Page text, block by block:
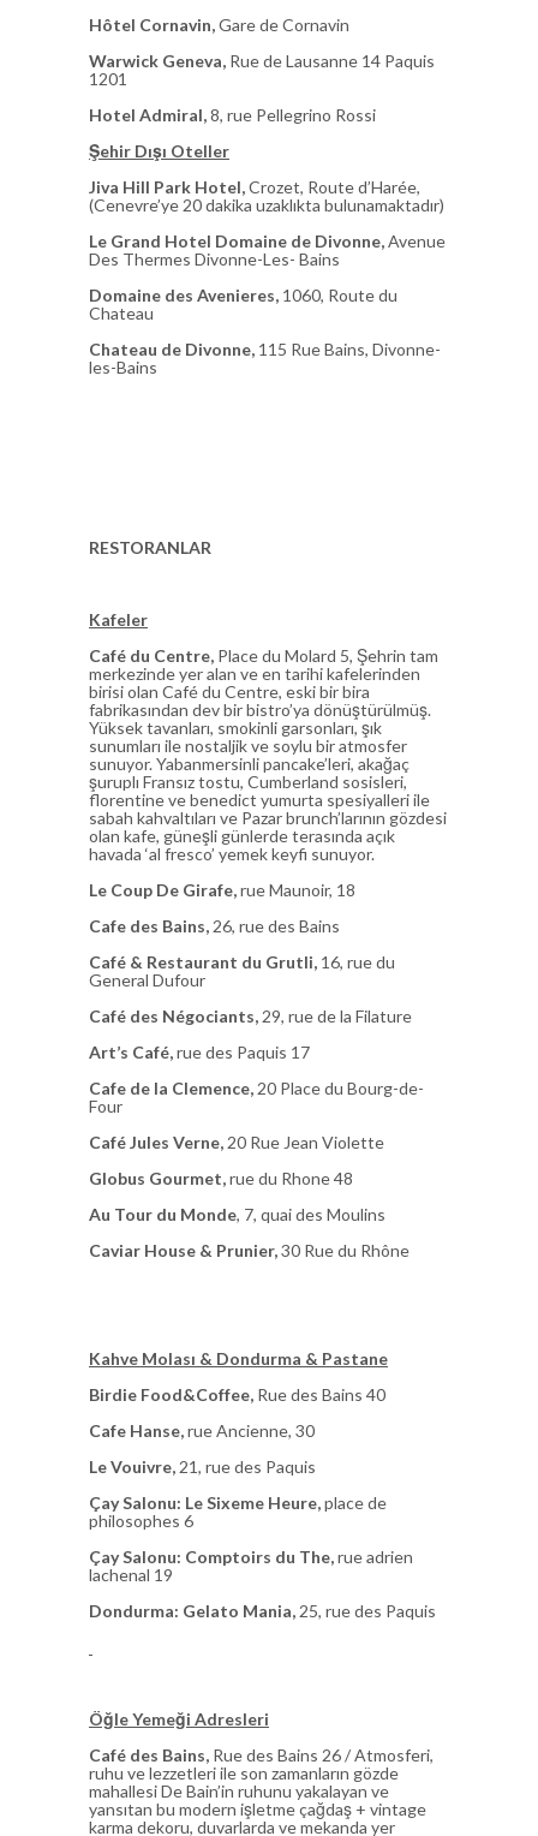
Hôtel Cornavin,Gare de Cornavin
Warwick Geneva, Rue de Lausanne 14 Paquis
1201
Hotel Admiral,8, rue Pellegrino Rossi
Şehir Dışı Oteller
Jiva Hill Park Hotel,Crozet, Route d’Harée,
(Cenevre’ye 20 dakika uzaklıkta bulunamaktadır)
Le Grand Hotel Domaine de Divonne,Avenue
Des Thermes Divonne-Les- Bains
Domaine des Avenieres, 1060, Route du
Chateau
Chateau de Divonne, 115 Rue Bains, Divonne-
les-Bains
RESTORANLAR
Kafeler
Café du Centre, Place du Molard 5, Şehrin tam
merkezinde yer alan ve en tarihi kafelerinden
birisi olan Café du Centre, eski bir bira
fabrikasından dev bir bistro’ya dönüştürülmüş.
Yüksek tavanları, smokinli garsonları, şık
sunumları ile nostaljik ve soylu bir atmosfer
sunuyor. Yabanmersinli pancake’leri, akağaç
şuruplı Fransız tostu, Cumberland sosisleri,
florentine ve benedict yumurta spesiyalleri ile
sabah kahvaltıları ve Pazar brunch’larının gözdesi
olan kafe, güneşli günlerde terasında açık
havada ‘al fresco’ yemek keyfi sunuyor.
Le Coup De Girafe,rue Maunoir, 18
Cafe des Bains, 26, rue des Bains
Café & Restaurant du Grutli, 16, rue du
General Dufour
Café des Négociants, 29, rue de la Filature
Art’s Café,rue des Paquis 17
Cafe de la Clemence, 20 Place du Bourg-de-
Four
Café Jules Verne, 20 Rue Jean Violette
Globus Gourmet,rue du Rhone 48
Au Tour du Monde, 7, quai des Moulins
Caviar House & Prunier,30 Rue du Rhône
Kahve Molası & Dondurma & Pastane
Birdie Food&Coffee, Rue des Bains 40
Cafe Hanse,rue Ancienne, 30
Le Vouivre, 21, rue des Paquis
Çay Salonu: Le Sixeme Heure,place de
philosophes 6
Çay Salonu: Comptoirs du The,rue adrien
lachenal 19
Dondurma: Gelato Mania, 25, rue des Paquis
Öğle Yemeği Adresleri
Café des Bains, Rue des Bains 26 /Atmosferi,
ruhu ve lezzetleri ile son zamanların gözde
mahallesi De Bain’in ruhunu yakalayan ve
yansıtan bu modern işletme çağdaş + vintage
karma dekoru, duvarlarda ve mekanda yer